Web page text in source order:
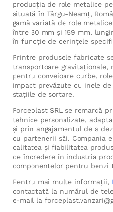
producția de role metalice
situată în Târgu-Neamț,
gamă variată de role
între 30 mm și 159 mm,
în funcție de cerințele
Printre produsele fabricate
transportoare gravitaționale,
pentru conveioare curbe,
impact prevăzute cu inele
stațiile de sortare.
Forceplast SRL se remarcă
tehnice personalizate,
și prin angajamentul de a
cu partenerii săi. Compania
calitatea și fiabilitatea
de încredere în industria
componentelor pentru benzi
Pentru mai multe informații,
contactată la numărul de
e-mail la